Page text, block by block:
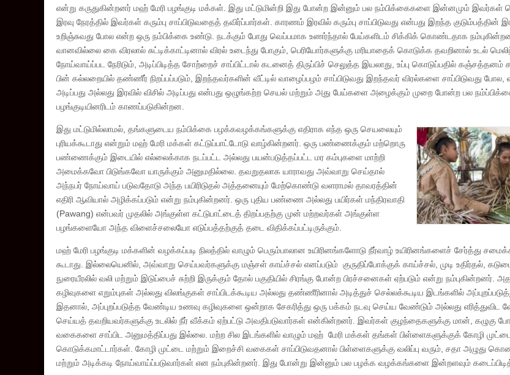
என்று கருதுகின்றனர் மஹ் மேரி பழங்குடி மக்கள். இது மட்டுமின்றி இது போன்ற இன்னும் பல நம்பிக்கைகளை இன்னமும்
இரவு நேரத்தில் இவர்கள் கரும்பு சாப்பிடுவதைத் தவிர்ப்பார்கள். காரணம் இரவில் கரும்பு சாப்பிடுவது என்பது இறந்த
உறிஞ்சுவது போல என்ற ஒரு நம்பிக்கை உண்டு. நடக்கும் போது வெப்பமாக உணர்ந்தால் பேய்களிடம் சிக்கிக் கொண்டதாக
வானவில்லை கை விரலால் சுட்டிக்காட்டினால் விரல் உடைந்து போகும், பெரியோர்களுக்கு மரியாதைக் கொடுக்க தவறினால் உடல்
நோய்வாய்ப்பட நேரிடும், அடிப்பிடித்த சோற்றைச் சாப்பிட்டால் கடனைத் திருப்பிச் செலுத்த இயலாது, உப்பு கொடுப்பதில் கஞ்சத்தனம்
பின் கல்லறையில் தண்ணீர் நிறப்பப்படும், இறந்தவர்களின் வீட்டில் வாழைப்பழம் சாப்பிடுவது இறந்தவர் விரல்களை சாப்பிடுவது போல,
அடிப்பது அல்லது இரவில் விசில் அடிப்பது என்பது ஒழுங்கற்ற செயல் மற்றும் அது பேய்களை அழைக்கும் முறை போன்ற பல
பழங்குடியினரிடம் காணப்படுகின்றன.
இது மட்டுமில்லாமல், தங்களுடைய நம்பிக்கை பழக்கவழக்கங்களுக்கு எதிராக எந்த ஒரு செயலையும்
புரியக்கூடாது என்றும் மஹ் மேரி மக்கள் கட்டுப்பாட்டோடு வாழ்கின்றனர். ஒரு பண்ணைக்கும் மற்றொரு
பண்ணைக்கும் இடையில் எல்லைக்காக நடப்பட்ட அல்லது பயன்படுத்தப்பட்ட மர கம்புகளை மாற்றி
அமைக்கவோ பிடுங்கவோ யாருக்கும் அனுமதில்லை. தவறுதலாக யாராவது அவ்வாறு செய்தால்
அந்நபர் நோய்வாய் படுவதோடு அந்த பயிரிடுதல் அத்தனையும் மேற்கொண்டு வளராமல் தாவரத்தின்
எதிரி ஆவியால் அழிக்கப்படும் என்று நம்புகின்றனர். ஒரு புதிய பண்ணை அல்லது பயிர்கள் மந்திரவாதி
(Pawang) என்பவர் முதலில் அங்குள்ள கட்டுபாட்டைத் திறப்பதற்கு முன் மற்றவர்கள் அங்குள்ள
பழங்களையோ அந்த விளைச்சலையோ எடுப்பத்தற்குத் தடை விதிக்கப்பட்டிருக்கும்.
மஹ் மேரி பழங்குடி மக்களின் வழக்கப்படி நிலத்தில் வாழும் பெரும்பாலான உயிரினங்களோடு நீர்வாழ் உயிரினங்களைச் சேர்த்து
கூடாது. இல்லையெனில், அவ்வாறு செய்பவர்களுக்கு மஞ்சள் காய்ச்சல் எனப்படும் குருதிப்போக்குக் காய்ச்சல், முடி உதிர்தல்,
நுரையீரலில் வலி மற்றும் இடுப்பைச் சுற்றி இருக்கும் தோல் பகுதியில் சிரங்கு போன்ற பிரச்சனைகள் ஏற்படும் என்று நம்புகின்றனர்.
கழிவுகளை எறும்புகள் அல்லது விலங்குகள் சாப்பிடக்கூடிய அல்லது தண்ணீரினால் அடித்துச் செல்லக்கூடிய இடங்களில்
இதனால், அப்புறப்படுத்த வேண்டிய உணவு கழிவுகளை ஒன்றாக சேகரித்து ஒரு பக்கம் நடவு செய்ய வேண்டும் அல்லது எரித்துவிட
செய்யத் தவறியவர்களுக்கு உடலில் நீர் வீக்கம் ஏற்பட்டு அவதிபடுவார்கள் என்கின்றனர். இவர்கள் குழந்தைகளுக்கு மான், கழுகு
வகைகளை சாப்பிட அனுமத்திப்பது இல்லை. மற்ற சில இடங்களில் வாழும் மஹ் மேரி மக்கள் தங்கள் பிள்ளைகளுக்குக் கோழி
கொடுக்கமாட்டார்கள். கோழி முட்டை மற்றும் இறைச்சி வகைகள் சாப்பிடுவதனால் பிள்ளைகளுக்கு வலிப்பு வரும், சதா அழுது
மற்றும் அடிக்கடி நோய்வாய்ப்படுவார்கள் என நம்புகின்றனர். இது போன்று இன்னும் பல பழக்க வழக்கங்களை இன்றளவும்